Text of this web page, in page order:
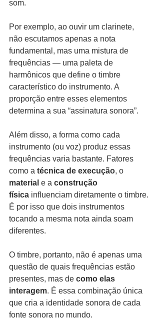
som.
Por exemplo, ao ouvir um clarinete,
não escutamos apenas a nota
fundamental, mas uma mistura de
frequências — uma paleta de
harmônicos que define o timbre
característico do instrumento. A
proporção entre esses elementos
determina a sua “assinatura sonora”.
Além disso, a forma como cada
instrumento (ou voz) produz essas
frequências varia bastante. Fatores
como a técnica de execução, o
material e a construção
física influenciam diretamente o timbre.
É por isso que dois instrumentos
tocando a mesma nota ainda soam
diferentes.
O timbre, portanto, não é apenas uma
questão de quais frequências estão
presentes, mas de como elas
interagem. É essa combinação única
que cria a identidade sonora de cada
fonte sonora no mundo.